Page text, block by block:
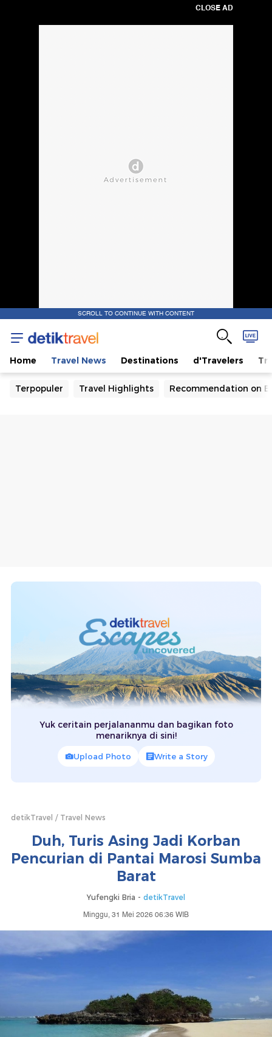
CLOSE AD
SCROLL TO CONTINUE WITH CONTENT
Home Travel News Destinations d'Travelers
Terpopuler Travel Highlights Recommendation on
Yuk ceritain perjalananmu dan bagikan foto
menariknya di sini!
Upload Photo Write a Story
detikTravel Travel News
Duh, Turis Asing Jadi Korban
Pencurian di Pantai Marosi Sumba
Barat
Yufengki Bria - detikTravel
Minggu, 31 Mei 2026 06:36 WIB